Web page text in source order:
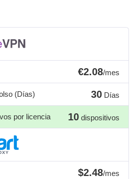
€2.08/mes
(Días) 30 Días
por licencia 10 dispositivos
$2.48/mes